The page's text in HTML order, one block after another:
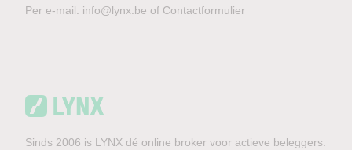
Per e-mail: info@lynx.be of Contactformulier
Sinds 2006 is LYNX dé online broker voor actieve beleggers.